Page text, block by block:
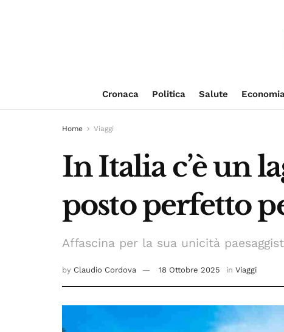
Cronaca Politica Salute
Home Viaggi
In Italia c’è un
posto perfetto
Affascina per la sua unicità
by Claudio Cordova 18 Ottobre 2025 in Viaggi